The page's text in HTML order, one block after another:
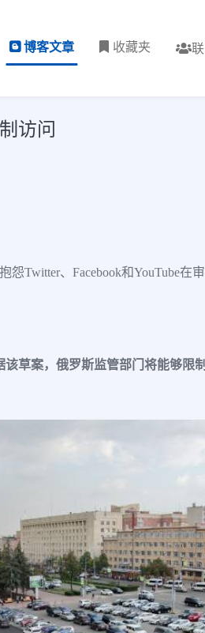
博客文章 收藏夹
访问
Twitter、Facebook和YouTube在
草案，俄罗斯监管部门将能够限